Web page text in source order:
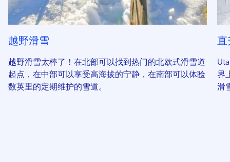
越野滑雪
越野滑雪太棒了！在北部可以找到热门的北欧式滑雪道
起点，在中部可以享受高海拔的宁静，在南部可以体验
数英里的定期维护的雪道。
界
滑